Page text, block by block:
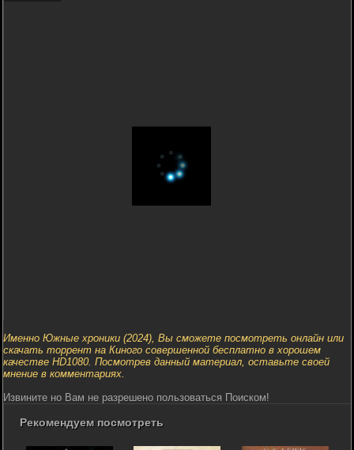
Именно Южные хроники (2024), Вы сможете посмотреть онлайн или
скачать торрент на Киного совершенной бесплатно в хорошем
качестве HD1080. Посмотрев данный материал, оставьте своей
мнение в комментариях.
Извините но Вам не разрешено пользоваться Поиском!
Рекомендуем посмотреть